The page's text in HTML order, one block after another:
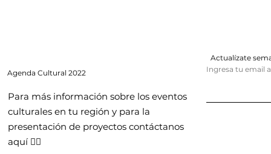
Agenda Cultural 2022
Para más información sobre los eventos
culturales en tu región y para la
presentación de proyectos contáctanos
aquí 👇🏻
Actualízate
Ingresa tu email